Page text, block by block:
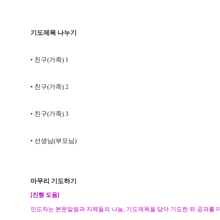
기도제목 나누기
• 친구(가족) 1
• 친구(가족) 2
• 친구(가족) 3
• 선생님(부모님)
마무리 기도하기
[진행 도움]
인도자는 본문말씀과 지체들의 나눔, 기도제목을 담아 기도한 뒤 공과를